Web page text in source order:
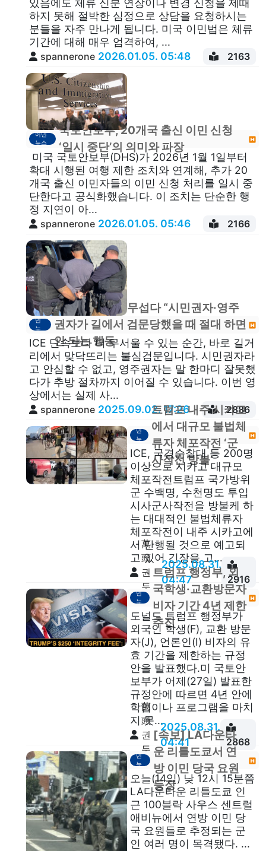
있음에도 체류 신분 연장이나 변경 신청을 제때
하지 못해 절박한 심정으로 상담을 요청하시는
분들을 자주 만나게 됩니다. 미국 이민법은 체류
기간에 대해 매우 엄격하여, ...
spannerone 2026.01.05. 05:48 2163
이민
뉴스
국토안보부, 20개국 출신 이민 신청
‘일시 중단’의 의미와 파장
미국 국토안보부(DHS)가 2026년 1월 1일부터
확대 시행된 여행 제한 조치와 연계해, 추가 20
개국 출신 이민자들의 이민 신청 처리를 일시 중
단한다고 공식화했습니다. 이 조치는 단순한 행
정 지연이 아...
spannerone 2026.01.05. 05:46 2166
이
민
뉴
“ICE 단속보다 무섭다 “시민권자·영주
권자가 길에서 검문당했을 때 절대 하면
안 되는 행동
ICE 단속보다 더 무서울 수 있는 순간, 바로 길거
리에서 맞닥뜨리는 불심검문입니다. 시민권자라
고 안심할 수 없고, 영주권자는 말 한마디 잘못했
다가 추방 절차까지 이어질 수 있습니다. 이번 영
상에서는 실제 사...
spannerone 2025.09.02. 17:26 2886
민
뉴
트럼프 내주 시카고
에서 대규모 불법체
류자 체포작전 ‘군
사작전 방불’
ICE, 국경순찰대 등 200명
이상으로 시카고 대규모
체포작전트럼프 국가방위
군 수백명, 수천명도 투입
시사군사작전을 방불케 하
는 대대적인 불법체류자
체포작전이 내주 시카고에
서 단행될 것으로 예고되
고 있어 긴장을 고...
萬
頭
권
두
안
2025.08.31.
04:47
2916
민
뉴
트럼프 행정부, 외
국학생·교환방문자
비자 기간 4년 제한
추진
도널드 트럼프 행정부가
외국인 학생(F), 교환 방문
자(J), 언론인(I) 비자의 유
효 기간을 제한하는 규정
안을 발표했다.미 국토안
보부가 어제(27일) 발표한
규정안에 따르면 4년 안에
학업이나 프로그램을 마치
지 못...
萬
頭
권
두
안
2025.08.31.
04:41
2868
민
뉴
[속보] LA다운타
운 리틀도쿄서 연
방 이민 당국 요원
등장
오늘(14일) 낮 12시 15분쯤
LA다운타운 리틀도쿄 인
근 100블락 사우스 센트럴
애비뉴에서 연방 이민 당
국 요원들로 추정되는 군
인 여러 명이 목격됐다. ...